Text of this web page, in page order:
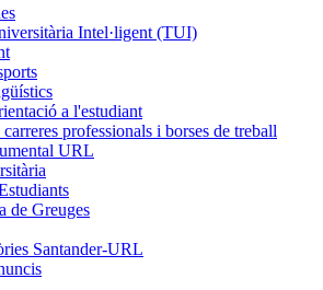
Intel·ligent (TUI)
a l'estudiant
carreres professionals i borses de treball
URL
de Greuges
Santander-URL